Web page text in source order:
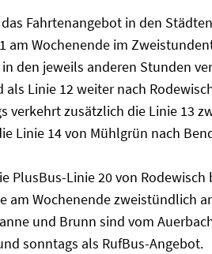
Fahrtenangebot in den
am Wochenende im
den jeweils anderen Stunden
Linie 12 weiter nach
verkehrt zusätzlich die Linie 13
Linie 14 von Mühlgrün nach
PlusBus-Linie 20 von Rodewisch
am Wochenende zweistündlich
und Brunn sind vom
sonntags als RufBus-Angebot.